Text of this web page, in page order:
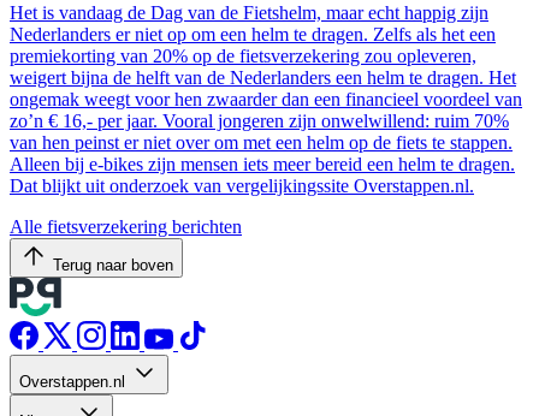
Het is vandaag de Dag van de Fietshelm, maar echt happig zijn
Nederlanders er niet op om een helm te dragen. Zelfs als het een
premiekorting van 20% op de fietsverzekering zou opleveren,
weigert bijna de helft van de Nederlanders een helm te dragen. Het
ongemak weegt voor hen zwaarder dan een financieel voordeel van
zo’n € 16,- per jaar. Vooral jongeren zijn onwelwillend: ruim 70%
van hen peinst er niet over om met een helm op de fiets te stappen.
Alleen bij e-bikes zijn mensen iets meer bereid een helm te dragen.
Dat blijkt uit onderzoek van vergelijkingssite Overstappen.nl.
Alle fietsverzekering berichten
Terug naar boven
Overstappen.nl